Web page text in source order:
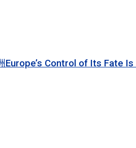
Control of Its Fate